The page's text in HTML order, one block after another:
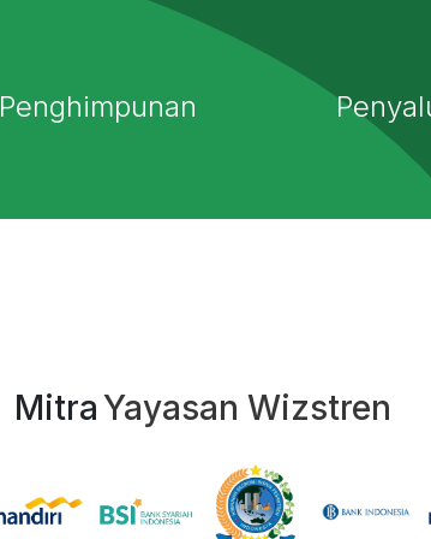
Penghimpunan
MitraYayasan Wizstren